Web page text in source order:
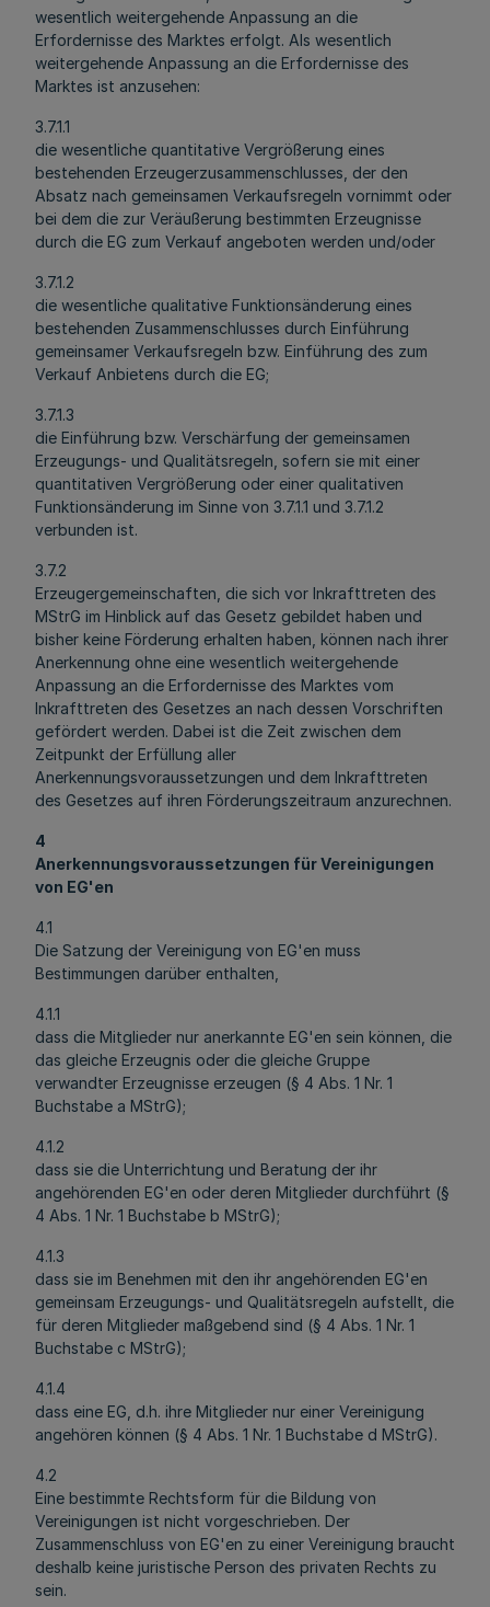
wesentlich weitergehende Anpassung an die
Erfordernisse des Marktes erfolgt. Als wesentlich
weitergehende Anpassung an die Erfordernisse des
Marktes ist anzusehen:
3.7.1.1
die wesentliche quantitative Vergrößerung eines
bestehenden Erzeugerzusammenschlusses, der den
Absatz nach gemeinsamen Verkaufsregeln vornimmt oder
bei dem die zur Veräußerung bestimmten Erzeugnisse
durch die EG zum Verkauf angeboten werden und/oder
3.7.1.2
die wesentliche qualitative Funktionsänderung eines
bestehenden Zusammenschlusses durch Einführung
gemeinsamer Verkaufsregeln bzw. Einführung des zum
Verkauf Anbietens durch die EG;
3.7.1.3
die Einführung bzw. Verschärfung der gemeinsamen
Erzeugungs- und Qualitätsregeln, sofern sie mit einer
quantitativen Vergrößerung oder einer qualitativen
Funktionsänderung im Sinne von 3.7.1.1 und 3.7.1.2
verbunden ist.
3.7.2
Erzeugergemeinschaften, die sich vor Inkrafttreten des
MStrG im Hinblick auf das Gesetz gebildet haben und
bisher keine Förderung erhalten haben, können nach ihrer
Anerkennung ohne eine wesentlich weitergehende
Anpassung an die Erfordernisse des Marktes vom
Inkrafttreten des Gesetzes an nach dessen Vorschriften
gefördert werden. Dabei ist die Zeit zwischen dem
Zeitpunkt der Erfüllung aller
Anerkennungsvoraussetzungen und dem Inkrafttreten
des Gesetzes auf ihren Förderungszeitraum anzurechnen.
4
Anerkennungsvoraussetzungen für Vereinigungen
von EG'en
4.1
Die Satzung der Vereinigung von EG'en muss
Bestimmungen darüber enthalten,
4.1.1
dass die Mitglieder nur anerkannte EG'en sein können, die
das gleiche Erzeugnis oder die gleiche Gruppe
verwandter Erzeugnisse erzeugen (§ 4 Abs. 1 Nr. 1
Buchstabe a MStrG);
4.1.2
dass sie die Unterrichtung und Beratung der ihr
angehörenden EG'en oder deren Mitglieder durchführt (§
4 Abs. 1 Nr. 1 Buchstabe b MStrG);
4.1.3
dass sie im Benehmen mit den ihr angehörenden EG'en
gemeinsam Erzeugungs- und Qualitätsregeln aufstellt, die
für deren Mitglieder maßgebend sind (§ 4 Abs. 1 Nr. 1
Buchstabe c MStrG);
4.1.4
dass eine EG, d.h. ihre Mitglieder nur einer Vereinigung
angehören können (§ 4 Abs. 1 Nr. 1 Buchstabe d MStrG).
4.2
Eine bestimmte Rechtsform für die Bildung von
Vereinigungen ist nicht vorgeschrieben. Der
Zusammenschluss von EG'en zu einer Vereinigung braucht
deshalb keine juristische Person des privaten Rechts zu
sein.